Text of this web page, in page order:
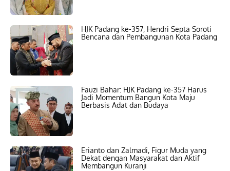
HJK Padang ke-357, Hendri Septa Soroti
Bencana dan Pembangunan Kota Padang
Fauzi Bahar: HJK Padang ke-357 Harus
Jadi Momentum Bangun Kota Maju
Berbasis Adat dan Budaya
Erianto dan Zalmadi, Figur Muda yang
Dekat dengan Masyarakat dan Aktif
Membangun Kuranji